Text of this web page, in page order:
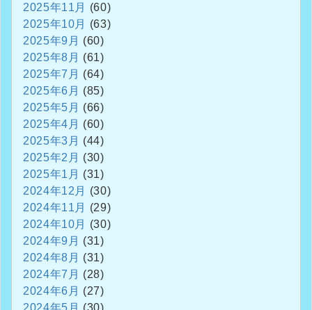
2025年11月
(60)
2025年10月
(63)
2025年9月 (60)
2025年8月 (61)
2025年7月 (64)
2025年6月 (85)
2025年5月 (66)
2025年4月 (60)
2025年3月 (44)
2025年2月 (30)
2025年1月 (31)
2024年12月
(30)
2024年11月
(29)
2024年10月
(30)
2024年9月 (31)
2024年8月 (31)
2024年7月 (28)
2024年6月 (27)
2024年5月 (30)